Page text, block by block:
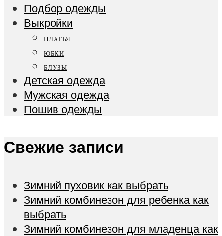
Подбор одежды
Выкройки
ПЛАТЬЯ
ЮБКИ
БЛУЗЫ
Детская одежда
Мужская одежда
Пошив одежды
Свежие записи
Зимний пуховик как выбрать
Зимний комбинезон для ребенка как
выбрать
Зимний комбинезон для младенца как